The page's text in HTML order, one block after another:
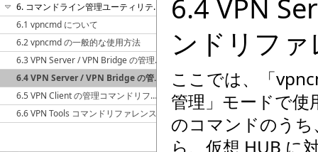
6. コマンドライン管理ユーティリティマニュアル
6.1 vpncmd について
6.2 vpncmd の一般的な使用方法
6.3 VPN Server / VPN Bridge の管理コマンドリファレンス (サーバー全体編)
6.4 VPN Server / VPN Bridge の管理コマンドリファレンス (仮想 HUB 編)
6.5 VPN Client の管理コマンドリファレンス
6.6 VPN Tools コマンドリファレンス
6.4 VPN
ンドリフ
ここでは、「
管理」モードで
のコマンドのう
ら、仮想 HUB に